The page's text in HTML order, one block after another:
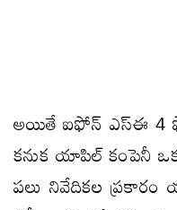
అయితే ఐఫోన్ ఎస్ఈ 4
కనుక యాపిల్ కంపెనీ
పలు నివేదికల